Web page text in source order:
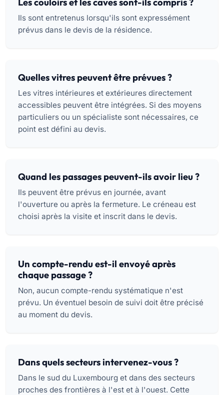
Ils sont entretenus lorsqu'ils sont expressément
prévus dans le devis de la résidence.
Quelles vitres peuvent être prévues ?
Les vitres intérieures et extérieures directement
accessibles peuvent être intégrées. Si des moyens
particuliers ou un spécialiste sont nécessaires, ce
point est défini au devis.
Quand les passages peuvent-ils avoir lieu ?
Ils peuvent être prévus en journée, avant
l'ouverture ou après la fermeture. Le créneau est
choisi après la visite et inscrit dans le devis.
Un compte-rendu est-il envoyé après
chaque passage ?
Non, aucun compte-rendu systématique n'est
prévu. Un éventuel besoin de suivi doit être précisé
au moment du devis.
Dans quels secteurs intervenez-vous ?
Dans le sud du Luxembourg et dans des secteurs
proches des frontières à l'est et à l'ouest. Cette